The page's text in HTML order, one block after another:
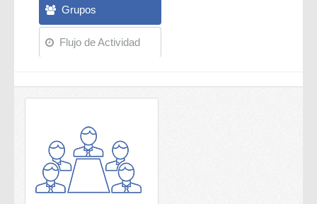
Grupos
Flujo de Actividad